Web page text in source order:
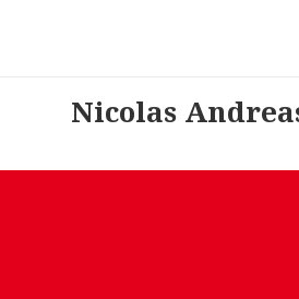
Nicolas